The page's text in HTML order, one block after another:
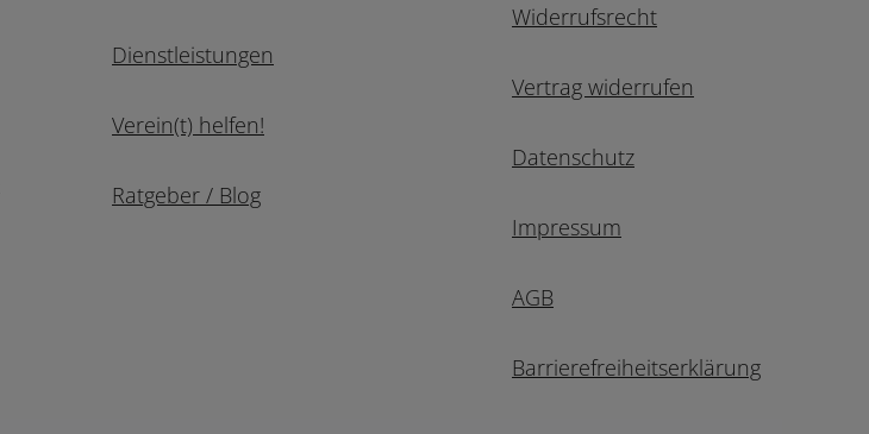
Dienstleistungen
Verein(t) helfen!
Ratgeber / Blog
Widerrufsrecht
Vertrag widerrufen
Datenschutz
Impressum
AGB
Barrierefreiheitserklärung